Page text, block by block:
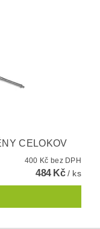
CELOKOV
400 Kč bez DPH
484 Kč/ ks